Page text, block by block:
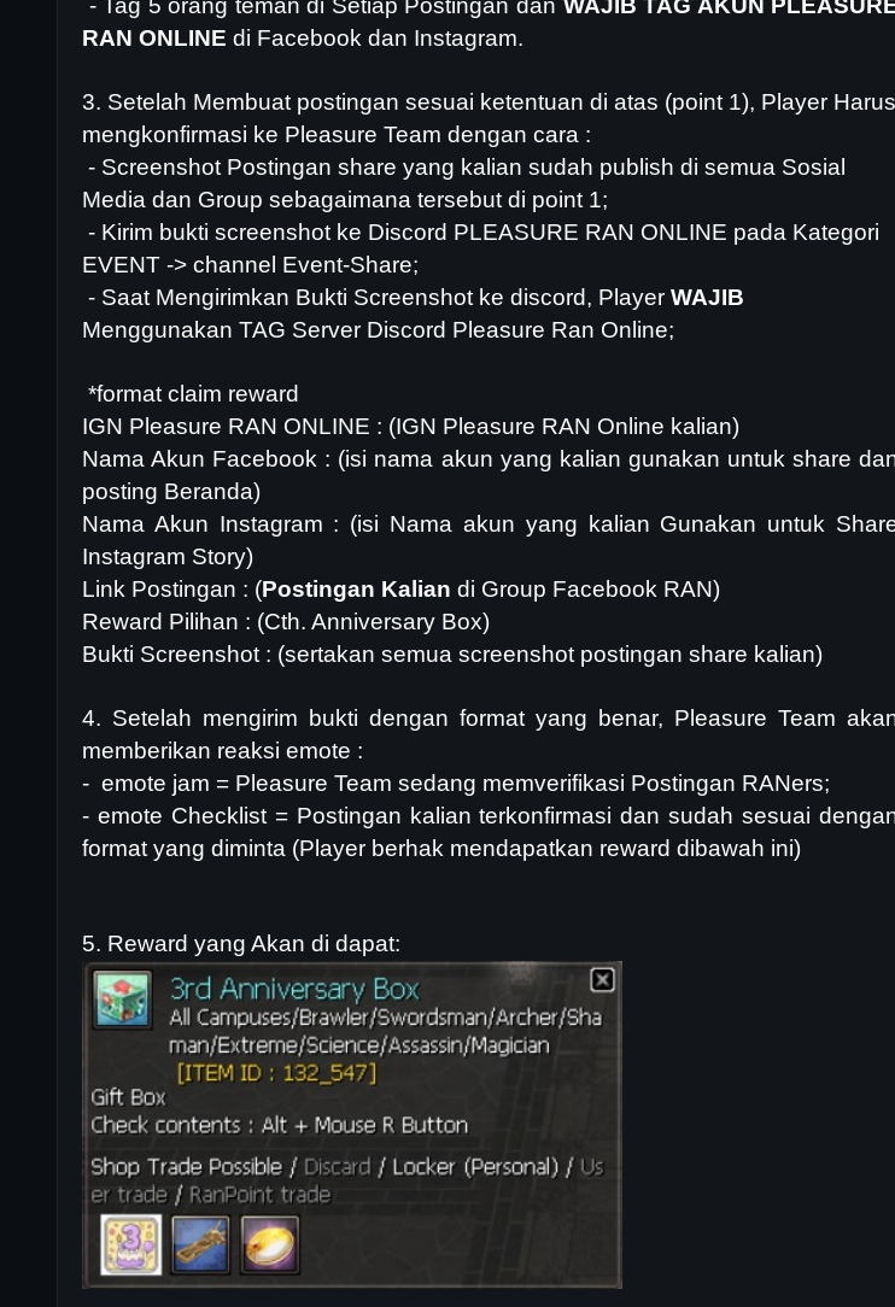
- Tag 5 orang teman di Setiap Postingan dan WAJIB TAG AKUN
RAN ONLINE di Facebook dan Instagram.
3. Setelah Membuat postingan sesuai ketentuan di atas (point 1), Player Harus
mengkonfirmasi ke Pleasure Team dengan cara :
- Screenshot Postingan share yang kalian sudah publish di semua Sosial
Media dan Group sebagaimana tersebut di point 1;
- Kirim bukti screenshot ke Discord PLEASURE RAN ONLINE pada Kategori
EVENT -> channel Event-Share;
- Saat Mengirimkan Bukti Screenshot ke discord, Player WAJIB
Menggunakan TAG Server Discord Pleasure Ran Online;
*format claim reward
IGN Pleasure RAN ONLINE : (IGN Pleasure RAN Online kalian)
Nama Akun Facebook : (isi nama akun yang kalian gunakan untuk share
posting Beranda)
Nama Akun Instagram : (isi Nama akun yang kalian Gunakan untuk
Instagram Story)
Link Postingan : (Postingan Kalian di Group Facebook RAN)
Reward Pilihan : (Cth. Anniversary Box)
Bukti Screenshot : (sertakan semua screenshot postingan share kalian)
4. Setelah mengirim bukti dengan format yang benar, Pleasure Team
memberikan reaksi emote :
- emote jam = Pleasure Team sedang memverifikasi Postingan RANers;
- emote Checklist = Postingan kalian terkonfirmasi dan sudah sesuai
format yang diminta (Player berhak mendapatkan reward dibawah ini)
5. Reward yang Akan di dapat: